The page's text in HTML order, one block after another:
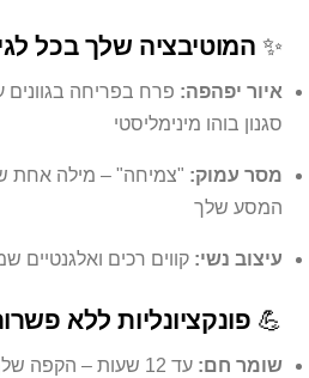
✨ המוטיבציה שלך בכל
איור יפהפה: פרח בפריחה בגוונים
סגנון בוהו מינימליסטי
מסר עמוק: "צמיחה" – מילה אחת
המסע שלך
עיצוב נשי: קווים רכים ואלגנטיים
💪 פונקציונליות ללא
שומר חם:
עד 12 שעות –